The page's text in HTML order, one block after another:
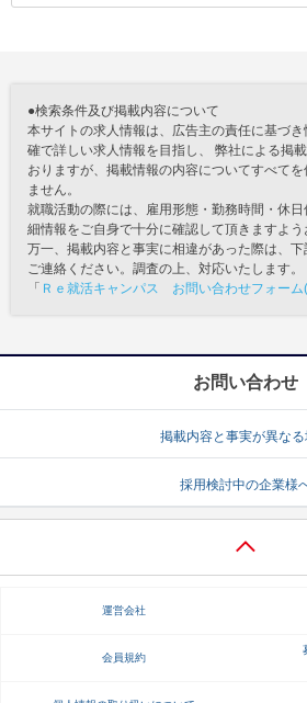
●検索条件及び掲載内容について
本サイトの求人情報は、広告主の責任に基づ
確で詳しい求人情報を目指し、 弊社による掲
おりますが、掲載情報の内容についてすべて
ません。
就職活動の際には、雇用形態・勤務時間・休
細情報をご自身で十分に確認して頂きますよう
万一、掲載内容と事実に相違があった際は、
ご連絡ください。調査の上、対応いたします。
「 Ｒｅ就活キャンパス お問い合わせフォーム
お問い合わせ
掲載内容と事実が異な
採用検討中の企業様
運営会社
会員規約